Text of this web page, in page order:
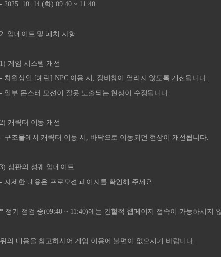
- 2025. 10. 14 (화) 09:40 ~ 11:40
2. 업데이트 및 패치 사항
1) 게임 시스템 개선
- 차원상인 [예린] NPC 이용 시, 장비창이 열리지 않도록 개선됩니다.
- 일부 몬스터 모션이 잘못 노출되는 현상이 수정됩니다.
2) 캐릭터 이동 개선
- 구조물에서 캐릭터 이동 시, 바닥으로 이동되던 현상이 개선됩니다.
3) 심판의 성궤 업데이트
- 자세한 내용은 프로모션 페이지를 확인해 주세요.
* 정기 점검 중(09:40 ~ 11:40)에는 간헐적 웹페이지 접속이 가능하시지
위의 내용을 참고하시어 게임 이용에 불편이 없으시기 바랍니다.